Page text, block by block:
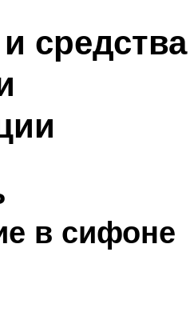
средства
в сифоне